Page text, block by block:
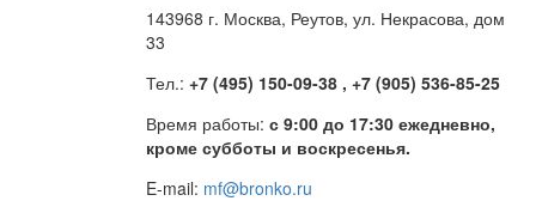
143968 г. Москва, Реутов, ул. Некрасова, дом
33
Тел.: +7 (495) 150-09-38 , +7 (905) 536-85-25
Время работы: с 9:00 до 17:30 ежедневно,
кроме субботы и воскресенья.
E-mail: mf@bronko.ru